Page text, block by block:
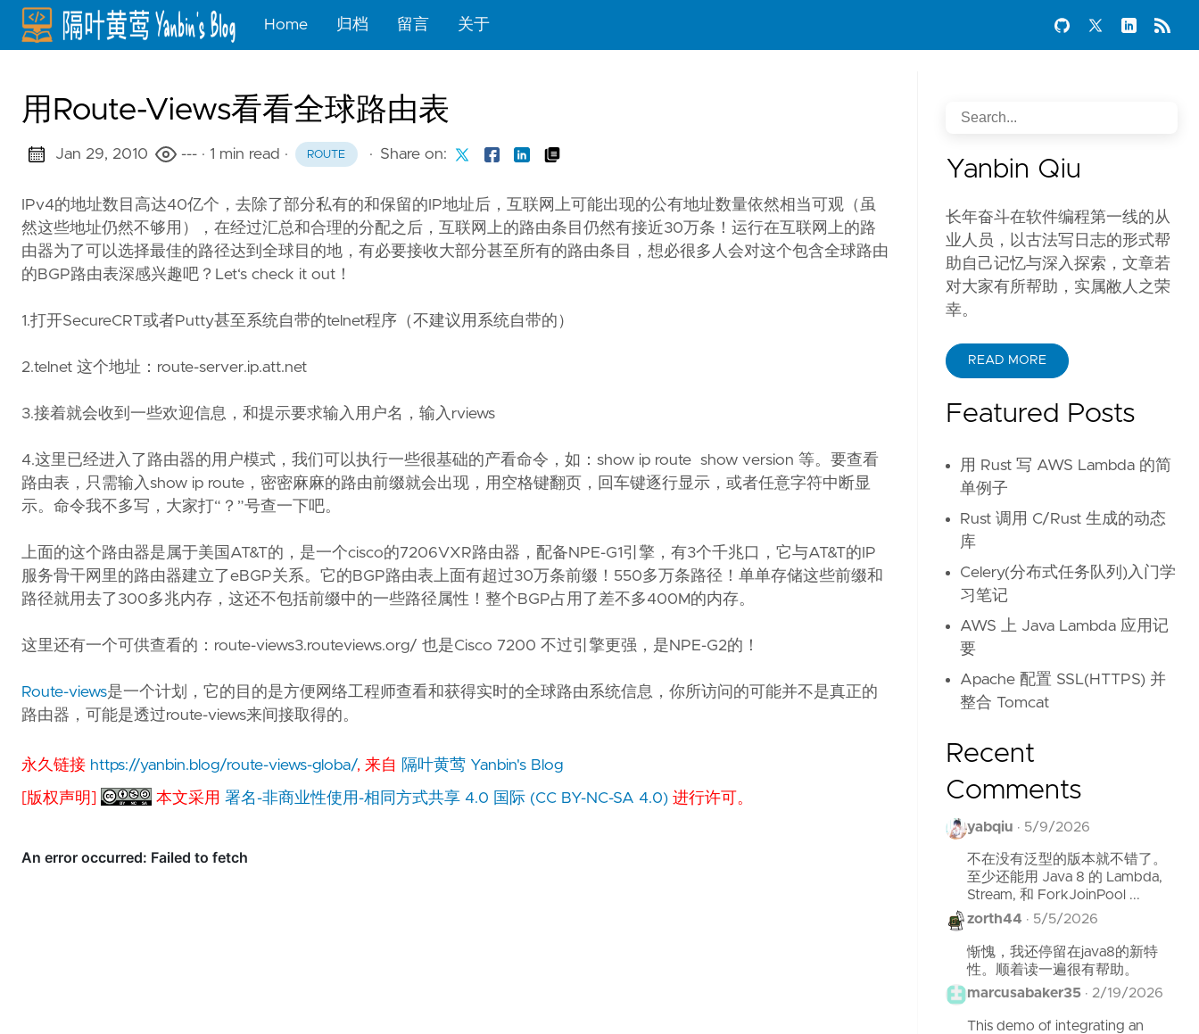
Home 归档 留言 关于
用Route-Views看看全球路由表
Jan 29, 2010 --- · 1 min read · ROUTE · Share on:
IPv4的地址数目高达40亿个，去除了部分私有的和保留的IP地址后，互联网上可能出现的公有地址数量依然相当可观（虽
然这些地址仍然不够用），在经过汇总和合理的分配之后，互联网上的路由条目仍然有接近30万条！运行在互联网上的路
由器为了可以选择最佳的路径达到全球目的地，有必要接收大部分甚至所有的路由条目，想必很多人会对这个包含全球路由
的BGP路由表深感兴趣吧？Let‘s check it out！
1.打开SecureCRT或者Putty甚至系统自带的telnet程序（不建议用系统自带的）
2.telnet 这个地址：route-server.ip.att.net
3.接着就会收到一些欢迎信息，和提示要求输入用户名，输入rviews
4.这里已经进入了路由器的用户模式，我们可以执行一些很基础的产看命令，如：show ip route show version 等。要查看
路由表，只需输入show ip route，密密麻麻的路由前缀就会出现，用空格键翻页，回车键逐行显示，或者任意字符中断显
示。命令我不多写，大家打“？”号查一下吧。
上面的这个路由器是属于美国AT&T的，是一个cisco的7206VXR路由器，配备NPE-G1引擎，有3个千兆口，它与AT&T的IP
服务骨干网里的路由器建立了eBGP关系。它的BGP路由表上面有超过30万条前缀！550多万条路径！单单存储这些前缀和
路径就用去了300多兆内存，这还不包括前缀中的一些路径属性！整个BGP占用了差不多400M的内存。
这里还有一个可供查看的：route-views3.routeviews.org/ 也是Cisco 7200 不过引擎更强，是NPE-G2的！
Route-views是一个计划，它的目的是方便网络工程师查看和获得实时的全球路由系统信息，你所访问的可能并不是真正的
路由器，可能是透过route-views来间接取得的。
永久链接 https://yanbin.blog/route-views-globa/, 来自 隔叶黄莺 Yanbin's Blog
[版权声明] 本文采用署名-非商业性使用-相同方式共享 4.0 国际 (CC BY-NC-SA 4.0) 进行许可。
Yanbin Qiu
长年奋斗在软件编程第一线的从
业人员，以古法写日志的形式帮
助自己记忆与深入探索，文章若
对大家有所帮助，实属敝人之荣
幸。
READ MORE
Featured Posts
用 Rust 写 AWS Lambda 的简
单例子
Rust 调用 C/Rust 生成的动态
库
Celery(分布式任务队列)入门学
习笔记
AWS 上 Java Lambda 应用记
要
Apache 配置 SSL(HTTPS) 并
整合 Tomcat
Recent
Comments
yabqiu · 5/9/2026
不在没有泛型的版本就不错了。
至少还能用 Java 8 的 Lambda,
Stream, 和 ForkJoinPool ...
zorth44 · 5/5/2026
惭愧，我还停留在java8的新特
性。顺着读一遍很有帮助。
marcusabaker35 · 2/19/2026
This demo of integrating an